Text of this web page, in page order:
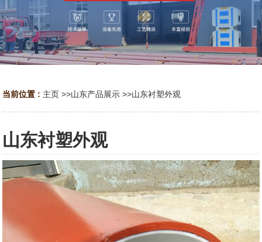
当前位置 : 主页 >>山东产品展示 >>山东衬塑外观
山东衬塑外观